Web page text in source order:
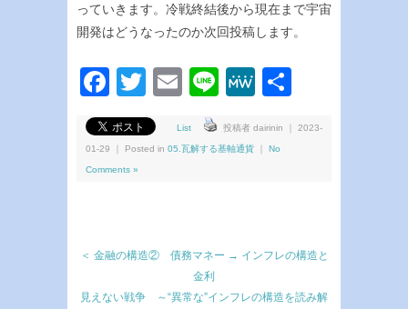
っていきます。冷戦終結後から現在まで宇宙
開発はどうなったのか次回投稿します。
Facebook
Twitter
Email
LineMeWe
List 投稿者 dairinin ｜ 2023-
01-29 ｜ Posted in 05.瓦解する基軸通貨 No
Comments »
＜ 金融の構造② 債務マネー → インフレの構造と
金利
見えない戦争 ～“異常な”インフレの構造を読み解